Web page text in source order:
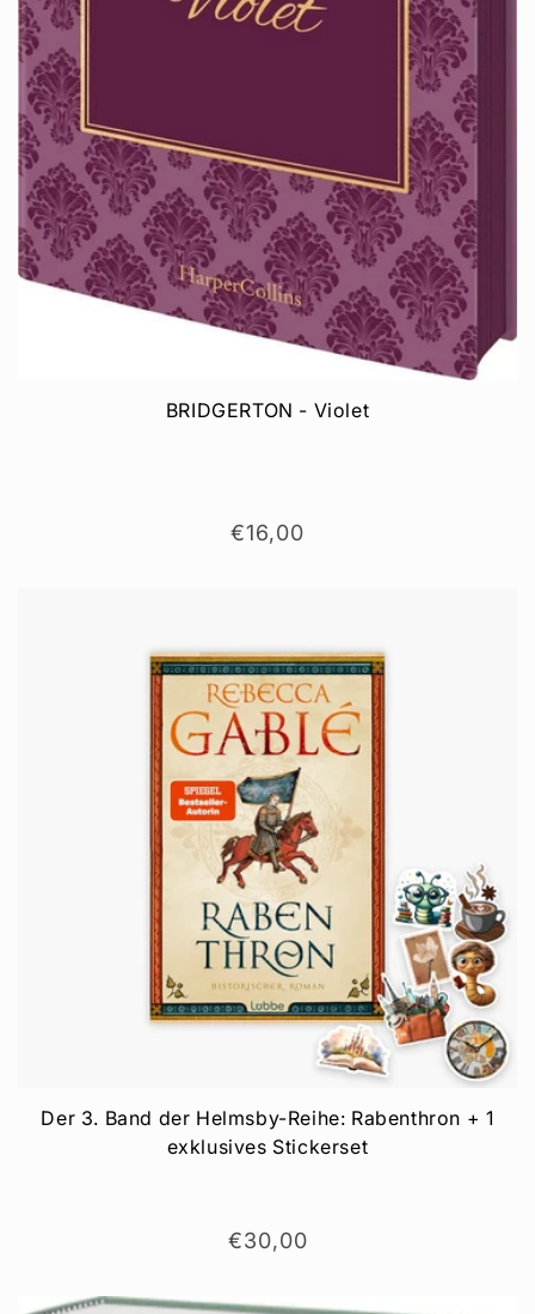
BRIDGERTON - Violet
Normaler
€16,00
Der 3. Band der Helmsby-Reihe: Rabenthron + 1
exklusives Stickerset
Normaler
€30,00